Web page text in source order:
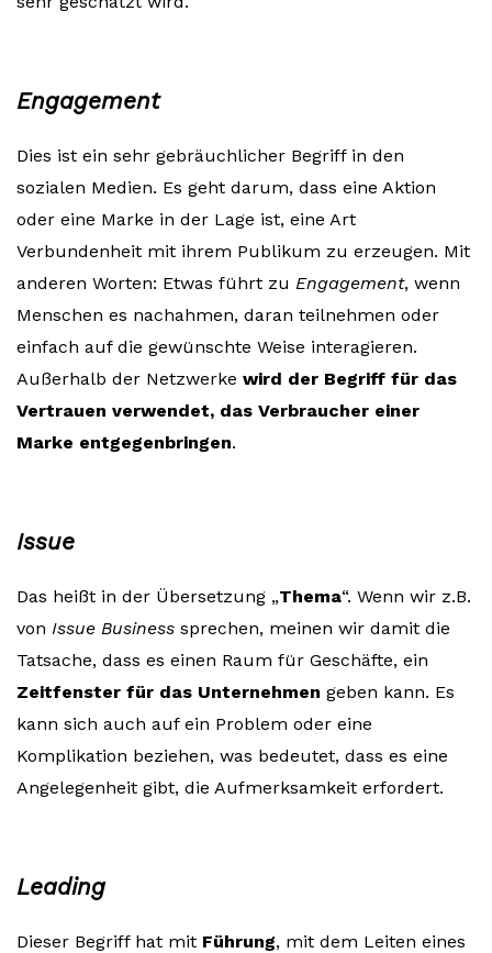
Engagement
Dies ist ein sehr gebräuchlicher Begriff in den
sozialen Medien. Es geht darum, dass eine Aktion
oder eine Marke in der Lage ist, eine Art
Verbundenheit mit ihrem Publikum zu erzeugen. Mit
anderen Worten: Etwas führt zu Engagement, wenn
Menschen es nachahmen, daran teilnehmen oder
einfach auf die gewünschte Weise interagieren.
Außerhalb der Netzwerke wird der Begriff für das
Vertrauen verwendet, das Verbraucher einer
Marke entgegenbringen.
Issue
Das heißt in der Übersetzung „Thema“. Wenn wir z.B.
von Issue Business sprechen, meinen wir damit die
Tatsache, dass es einen Raum für Geschäfte, ein
Zeitfenster für das Unternehmen geben kann. Es
kann sich auch auf ein Problem oder eine
Komplikation beziehen, was bedeutet, dass es eine
Angelegenheit gibt, die Aufmerksamkeit erfordert.
Leading
Dieser Begriff hat mit Führung, mit dem Leiten eines